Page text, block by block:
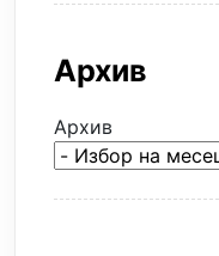
Архив
Архив